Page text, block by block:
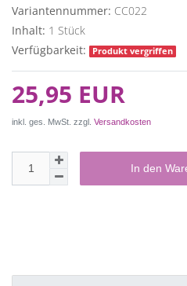
Variantennummer: CC022
Inhalt: 1 Stück
Verfügbarkeit:
Produkt vergriffen
25,95 EUR
inkl. ges. MwSt. zzgl. Versandkosten
In den